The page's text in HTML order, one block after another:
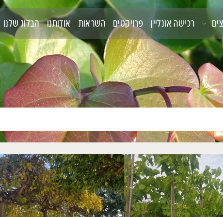
השראות אודותנו הבלוג שלנו צור קשר